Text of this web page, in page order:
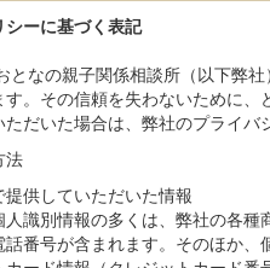
ーに基づく表記
となの親子関係相談所（以下弊
。その信頼を失わないために
だいた場合は、弊社のプライ
法
供していただいた情報
識別情報の多くは、弊社の各
話番号が含まれます。そのほか